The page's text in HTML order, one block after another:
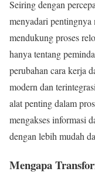
Seiring dengan
menyadari
mendukung proses
hanya tentang
perubahan cara kerja
modern dan
alat penting dalam
mengakses informasi
dengan lebih mudah
Mengapa